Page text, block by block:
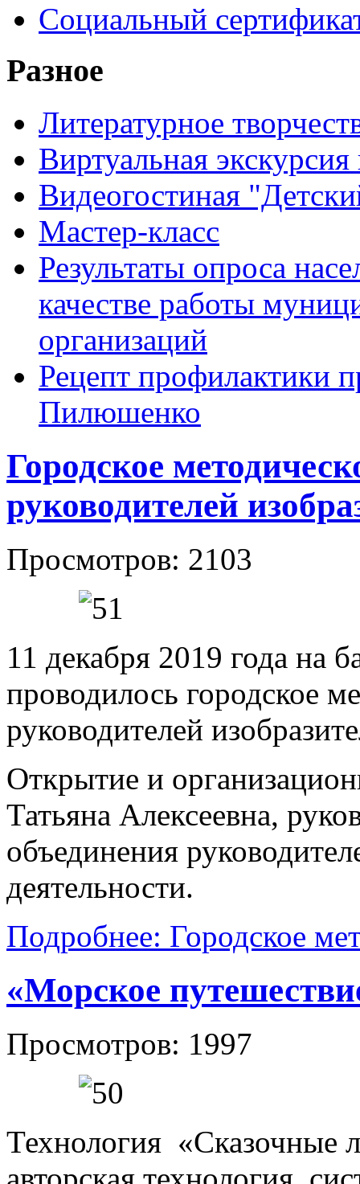
Социальный
Разное
Литературное
Виртуальная
Видеогостиная
Мастер-класс
Результаты опроса
качестве работы
организаций
Рецепт профилактики
Пилюшенко
Городское
руководителей
Просмотров: 2103
11 декабря 2019 года
проводилось городское
руководителей
Открытие и
Татьяна Алексеевна,
объединения
деятельности.
Подробнее: Городское
«Морское
Просмотров: 1997
Технология «Сказочные